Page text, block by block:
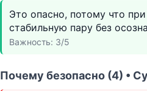
Это опасно, потому что
стабильную пару без
Важность: 3/5
Почему безопасно (4) •